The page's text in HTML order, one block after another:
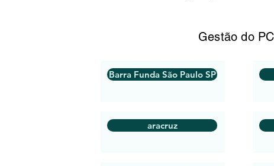
Gestão do
Barra Funda São Paulo SP
aracruz